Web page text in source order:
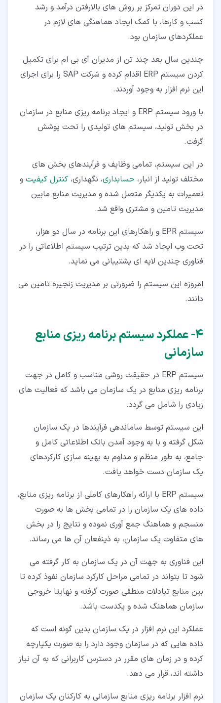
در این دوران تمرکز بر روش های بالارفتن درآمد و رشد
کسب و کارها، با کمک ایجاد هماهنگی های لازم در
عملکردهای سازمان بود.
چندین سال بعد چند تن از مدیران آی بی ام برای تکمیل
کردن سیستم ERP اقدام کرده و شرکت SAP را برای اجرای
این نرم افزار به وجود آوردند.
با ورود سیستم ERP و ایجاد برنامه ریزی منابع در سازمان
در بخش تولید، سیستم های تولیدی را تحت پوشش
گرفت.
در این سیستم، تمامی وظایف و فرآیندهای بخش های
مختلف تولید از انبار، حسابداری، نگهداری، کنترل کیفیت و
تعمیرات به یکدیگر متصل شده و مدیریت منابع مابین
مدیریت تامین و مشتری واقع شد.
سیستم EPR و راهکارهای این برنامه در سال دو هزار،
تحت وب ایجاد شد که بدین ترتیب سیستم اطلاعاتی را در
فناوری چندین لایه ای پشتیبانی می نماید.
امروزه این سیستم را ضرورتی بر مدیریت زنجیره تامین می
دانند.
۴‏- عملکرد سیستم برنامه ریزی منابع
سازمانی
سیستم ERP در حقیقت روشی مناسب و کامل در جهت
برنامه ریزی منابع در یک سازمان می باشد که فعالیت های
زیادی را شامل می گردد.
این سیستم توسط ساماندهی فرآیندها در یک سازمان
شکل گرفته و با به وجود آمدن بانک اطلاعاتی کامل و
جامع، به طور منظم و مداوم به بهینه سازی کارکردهای
یک سازمان دست خواهد یافت.
سیستم ERP با ارائه راهکارهای کاملی از برنامه ریزی منابع،
داده های یک سازمان را در تمامی بخش ها به صورت
منسجم و هماهنگ جمع آوری نموده و نتایج را در بخش
های متفاوت یک سازمان، به ذینفعان آن ها می رساند.
این فناوری به جهت آن در یک سازمان به کار گرفته می
شود تا بتواند در تمامی مراحل کارکرد سازمان نفوذ کرده تا
بین منابع تبادلات منطقی صورت گرفته و نهایتا خروجی
سازمان هماهنگ شده و یکدست باشد.
عملکرد این نرم افزار در یک سازمان بدین گونه است که
داده هایی که در سازمان وجود دارد را به صورت یکپارچه
کرده و در زمان های مقرر در دسترس کاربرانی که به آن نیاز
داشته اند، قرار می دهد.
نرم افزار برنامه ریزی منابع سازمانی به کارکنان یک سازمان